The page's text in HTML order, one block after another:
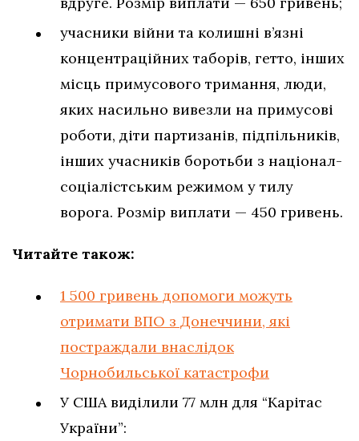
учасники війни та колишні в’язні
концентраційних таборів, гетто, інших
місць примусового тримання, люди,
яких насильно вивезли на примусові
роботи, діти партизанів, підпільників,
інших учасників боротьби з націонал-
соціалістським режимом у тилу
ворога. Розмір виплати — 450 гривень.
Читайте також:
1 500 гривень допомоги можуть
отримати ВПО з Донеччини, які
постраждали внаслідок
Чорнобильської катастрофи
У США виділили 77 млн для “Карітас
України”: